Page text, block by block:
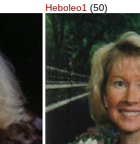
Heboleo1 (50)